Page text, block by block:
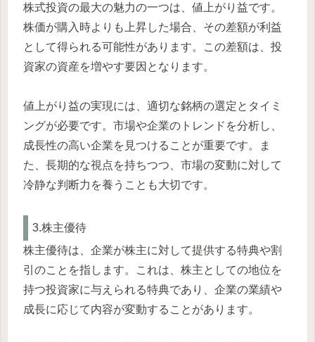
株式投資の最大の魅力の一つは、値上がり益です。
株価が購入時よりも上昇した場合、その差額が利益
として得られる可能性があります。この差額は、投
資家の資産を増やす要因となります。
値上がり益の実現には、適切な銘柄の選定とタイミ
ングが必要です。市場や企業のトレンドを分析し、
成長性の高い企業を見つけることが重要です。ま
た、長期的な視点を持ちつつ、市場の変動に対して
冷静な判断力を養うことも大切です。
3.株主優待
株主優待は、企業が株主に対して提供する特典や割
引のことを指します。これは、株主としての地位を
持つ投資家に与えられる特典であり、企業の業績や
成長に応じて内容が変動することがあります。